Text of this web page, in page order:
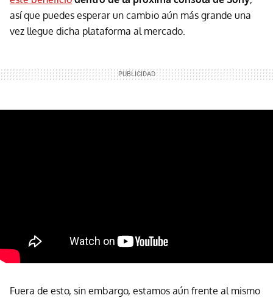
así que puedes esperar un cambio aún más grande una
vez llegue dicha plataforma al mercado.
Fuera de esto, sin embargo, estamos aún frente al mismo